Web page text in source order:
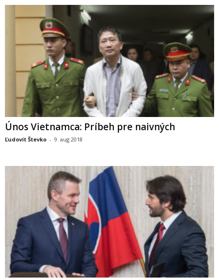
Únos Vietnamca: Príbeh pre naivných
Ľudovít Števko - 9. aug 2018